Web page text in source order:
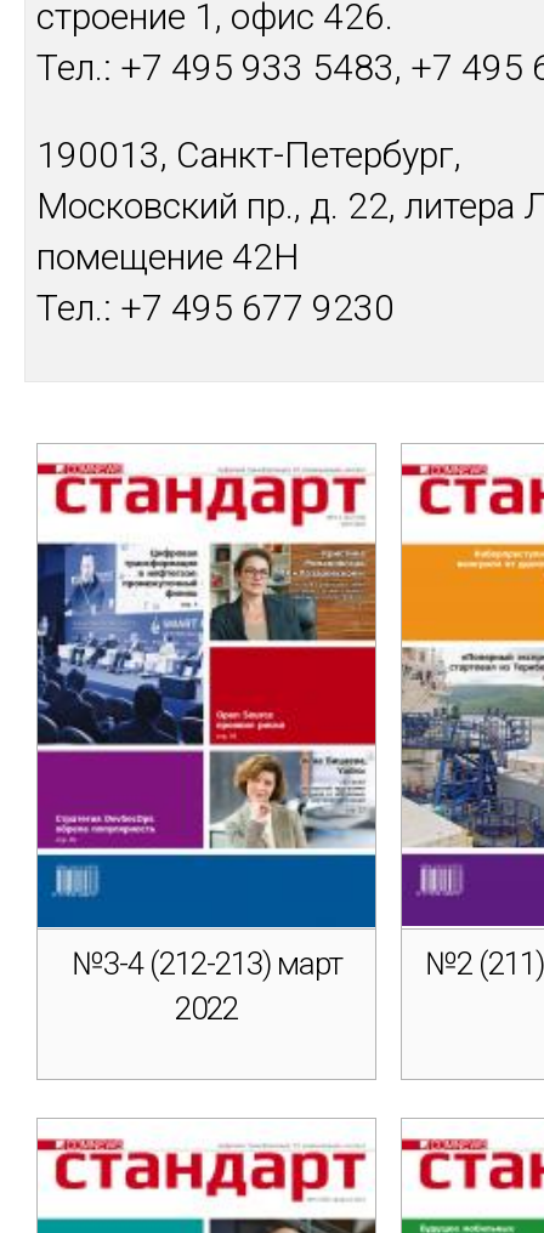
строение 1, офис 426.
Тел.: +7 495 933 5483, +7 495
190013, Санкт-Петербург,
Московский пр., д. 22, литера
помещение 42Н
Тел.: +7 495 677 9230
№3-4 (212-213) март
2022
№2